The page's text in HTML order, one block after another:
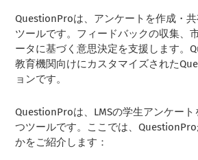
QuestionProは、アンケートを作成・
ツールです。フィードバックの収集、
ータに基づく意思決定を支援します。
教育機関向けにカスタマイズされた
ョンです。
QuestionProは、LMSの学生アンケー
つツールです。ここでは、
かをご紹介します：